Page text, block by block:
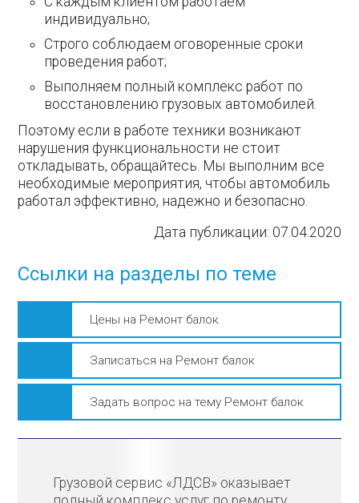
индивидуально;
Строго соблюдаем оговоренные сроки
проведения работ;
Выполняем полный комплекс работ по
восстановлению грузовых автомобилей.
Поэтому если в работе техники возникают
нарушения функциональности не стоит
откладывать, обращайтесь. Мы выполним все
необходимые мероприятия, чтобы автомобиль
работал эффективно, надежно и безопасно.
Дата публикации: 07.04.2020
Ссылки на разделы по теме
Цены на Ремонт балок
Записаться на Ремонт балок
Задать вопрос на тему Ремонт балок
Грузовой сервис «ЛДСВ» оказывает